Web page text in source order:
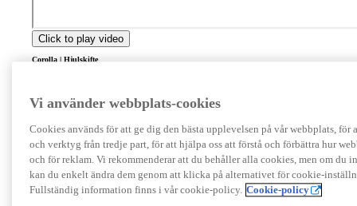
Click to play video
Corolla | Hjulskifte
Vi använder webbplats-cookies
Cookies används för att ge dig den bästa upplevelsen på vår webbplats, för
och verktyg från tredje part, för att hjälpa oss att förstå och förbättra hur
och för reklam. Vi rekommenderar att du behåller alla cookies, men om du
kan du enkelt ändra dem genom att klicka på alternativet för cookie-
Fullständig information finns i vår cookie-policy. Cookie-policy